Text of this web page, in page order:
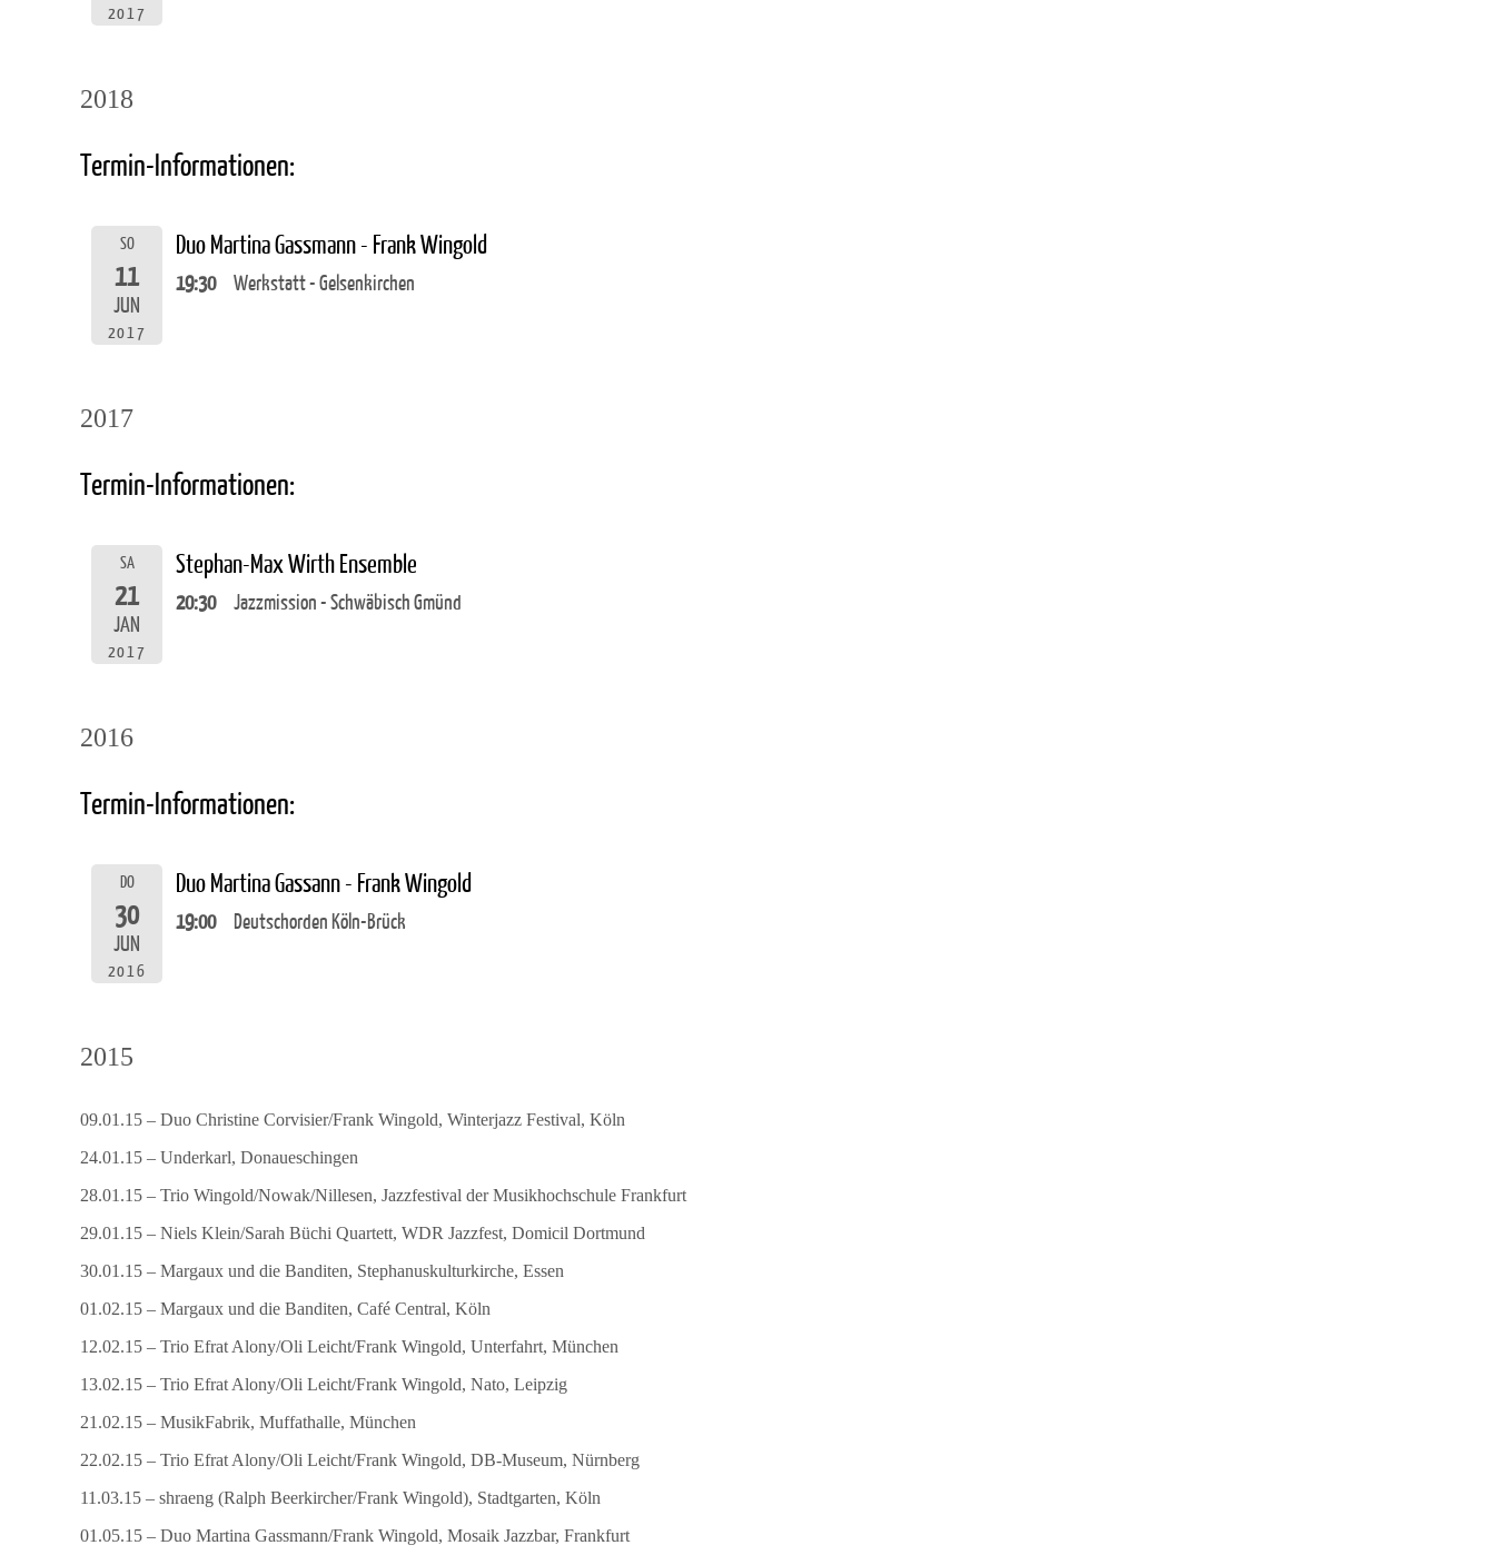
2017
2018
Termin-Informationen:
SO
11
JUN
2017
Duo Martina Gassmann - Frank Wingold
19:30 Werkstatt - Gelsenkirchen
2017
Termin-Informationen:
SA
21
JAN
2017
Stephan-Max Wirth Ensemble
20:30 Jazzmission - Schwäbisch Gmünd
2016
Termin-Informationen:
DO
30
JUN
2016
Duo Martina Gassann - Frank Wingold
19:00 Deutschorden Köln-Brück
2015
09.01.15 – Duo Christine Corvisier/Frank Wingold, Winterjazz Festival, Köln
24.01.15 – Underkarl, Donaueschingen
28.01.15 – Trio Wingold/Nowak/Nillesen, Jazzfestival der Musikhochschule Frankfurt
29.01.15 – Niels Klein/Sarah Büchi Quartett, WDR Jazzfest, Domicil Dortmund
30.01.15 – Margaux und die Banditen, Stephanuskulturkirche, Essen
01.02.15 – Margaux und die Banditen, Café Central, Köln
12.02.15 – Trio Efrat Alony/Oli Leicht/Frank Wingold, Unterfahrt, München
13.02.15 – Trio Efrat Alony/Oli Leicht/Frank Wingold, Nato, Leipzig
21.02.15 – MusikFabrik, Muffathalle, München
22.02.15 – Trio Efrat Alony/Oli Leicht/Frank Wingold, DB-Museum, Nürnberg
11.03.15 – shraeng (Ralph Beerkircher/Frank Wingold), Stadtgarten, Köln
01.05.15 – Duo Martina Gassmann/Frank Wingold, Mosaik Jazzbar, Frankfurt